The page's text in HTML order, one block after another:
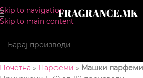
Skip to navigation
Skip to main content
Почетна » Парфеми » Машки парфеми